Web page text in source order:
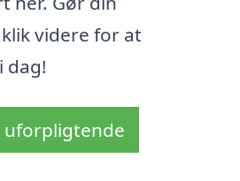
videre for at
dag!